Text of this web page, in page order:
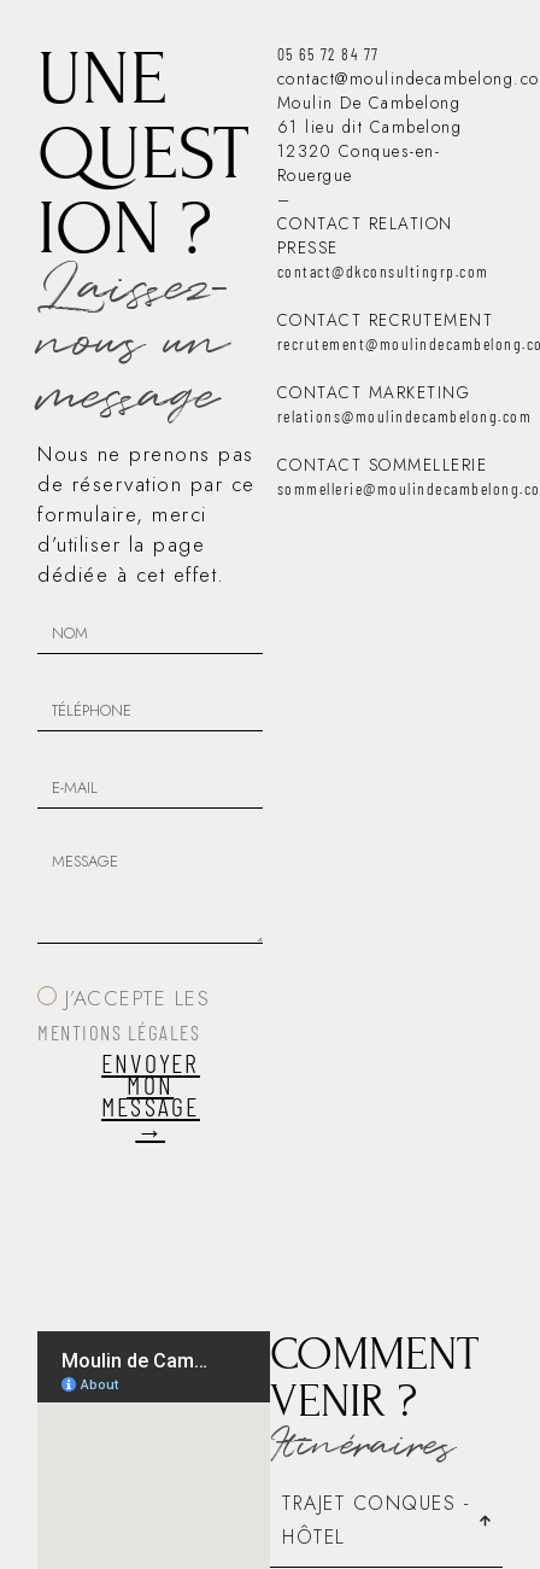
UNE
QUEST
ION ?
Laissez-
nous un
message
Nous ne prenons pas
de réservation par ce
formulaire, merci
d’utiliser la page
dédiée à cet effet.
J’ACCEPTE LES
MENTIONS LÉGALES
ENVOYER
MON
MESSAGE
→
05 65 72 84 77
Moulin De Cambelong
61 lieu dit Cambelong
12320 Conques-en-
Rouergue
–
CONTACT RELATION
PRESSE
contact@dkconsultingrp.com
CONTACT RECRUTEMENT
CONTACT MARKETING
relations@moulindecambelong.com
CONTACT SOMMELLERIE
COMMENT
VENIR ?
Itinéraires
TRAJET CONQUES -
HÔTEL